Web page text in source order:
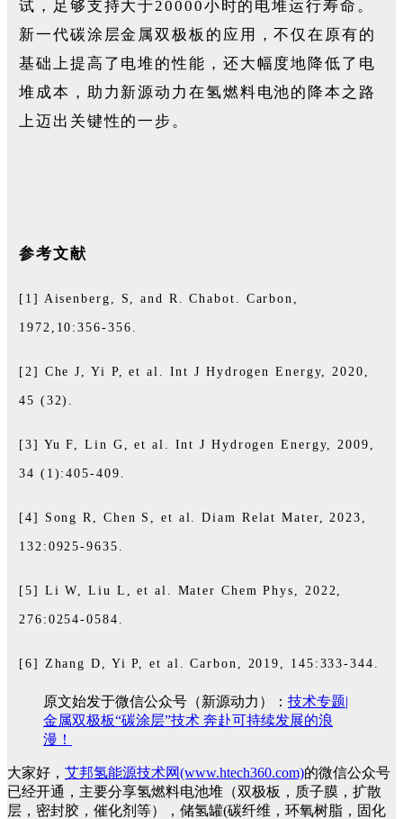
试，足够支持大于20000小时的电堆运行寿命。
新一代碳涂层金属双极板的应用，不仅在原有的
基础上提高了电堆的性能，还大幅度地降低了电
堆成本，助力新源动力在氢燃料电池的降本之路
上迈出关键性的一步。
参考文献
[1] Aisenberg, S, and R. Chabot. Carbon,
1972,10:356-356.
[2] Che J, Yi P, et al. Int J Hydrogen Energy, 2020,
45 (32).
[3] Yu F, Lin G, et al. Int J Hydrogen Energy, 2009,
34 (1):405-409.
[4] Song R, Chen S, et al. Diam Relat Mater, 2023,
132:0925-9635.
[5] Li W, Liu L, et al. Mater Chem Phys, 2022,
276:0254-0584.
[6] Zhang D, Yi P, et al. Carbon, 2019, 145:333-344.
原文始发于微信公众号（新源动力）： 技术专题|
金属双极板“碳涂层”技术 奔赴可持续发展的浪
漫！
大家好， 艾邦氢能源技术网(www.htech360.com)的微信公众号
已经开通，主要分享氢燃料电池堆（双极板，质子膜，扩散
层，密封胶，催化剂等），储氢罐(碳纤维，环氧树脂，固化